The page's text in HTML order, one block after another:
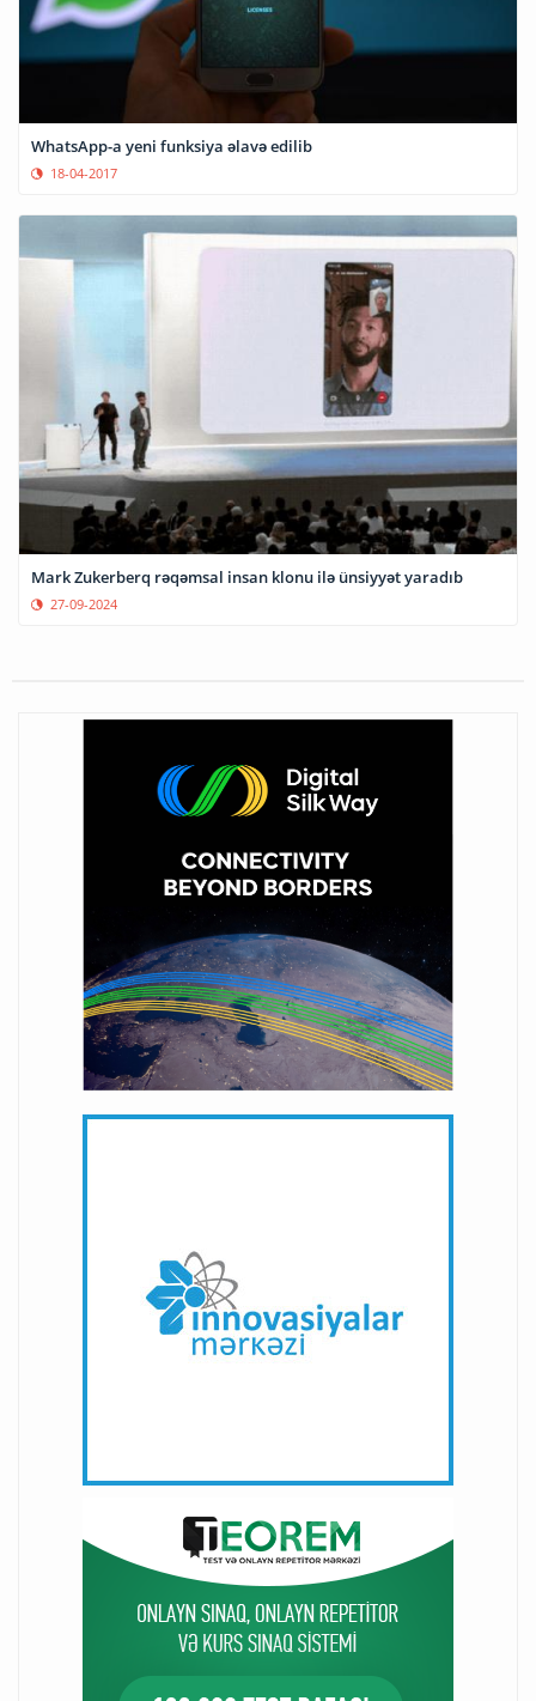
WhatsApp-a yeni funksiya əlavə edilib
18-04-2017
Mark Zukerberq rəqəmsal insan klonu ilə ünsiyyət yaradıb
27-09-2024